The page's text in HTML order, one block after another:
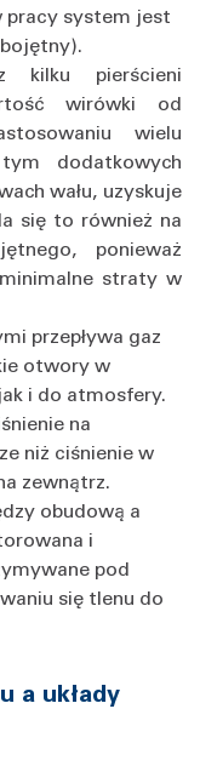
pracy system jest
kilku pierścieni
wirówki od
wielu
dodatkowych
wału, uzyskuje
się to również na
ponieważ
straty w
przepływa gaz
otwory w
i do atmosfery.
na
niż ciśnienie w
zewnątrz.
obudową a
i
pod
się tlenu do
a układy